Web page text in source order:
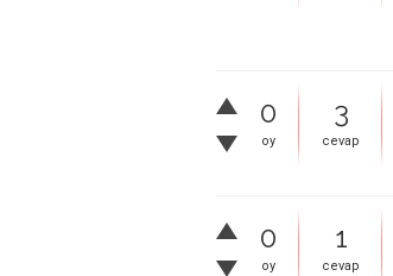
0
oy
3
cevap
0
oy
1
cevap